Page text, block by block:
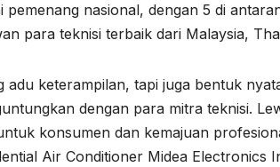
pemenang nasional, dengan 5 di
para teknisi terbaik dari Malaysia,
adu keterampilan, tapi juga bentuk
dengan para mitra teknisi.
konsumen dan kemajuan
Air Conditioner Midea Electronics